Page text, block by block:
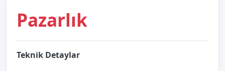
Pazarlık
Teknik Detaylar